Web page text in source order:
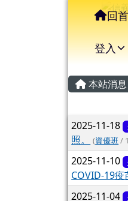
信義國小導覽列
回
登入
主內容
本站消息
文章
2025-11-18
照。
(資優班/
2025-11-10
COVID-19疫
2025-11-04
頁尾區